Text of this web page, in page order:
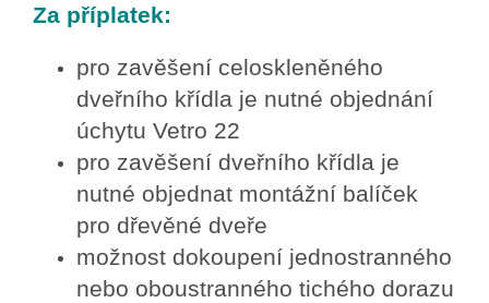
Za příplatek:
pro zavěšení celoskleněného
dveřního křídla je nutné objednání
úchytu Vetro 22
pro zavěšení dveřního křídla je
nutné objednat montážní balíček
pro dřevěné dveře
možnost dokoupení jednostranného
nebo oboustranného tichého dorazu